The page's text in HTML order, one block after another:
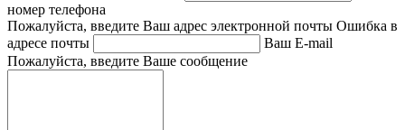
номер телефона
Пожалуйста, введите Ваш адрес электронной почты Ошибка в
адресе почты
Ваш E-mail
Пожалуйста, введите Ваше сообщение